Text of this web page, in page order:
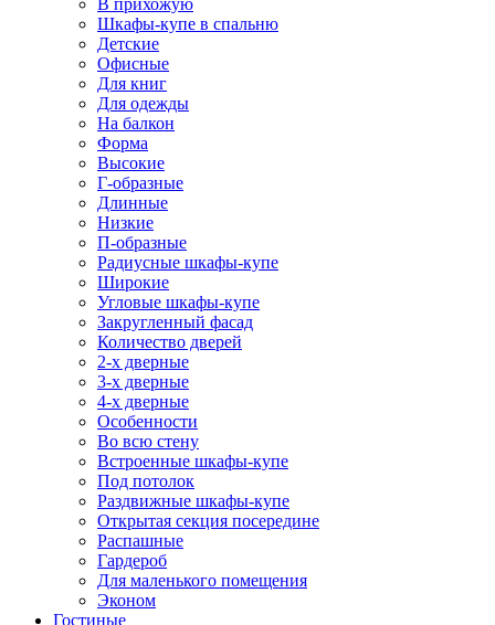
В прихожую
Шкафы-купе в спальню
Детские
Офисные
Для книг
Для одежды
На балкон
Форма
Высокие
Г-образные
Длинные
Низкие
П-образные
Радиусные шкафы-купе
Широкие
Угловые шкафы-купе
Закругленный фасад
Количество дверей
2-х дверные
3-х дверные
4-х дверные
Особенности
Во всю стену
Встроенные шкафы-купе
Под потолок
Раздвижные шкафы-купе
Открытая секция посередине
Распашные
Гардероб
Для маленького помещения
Эконом
Гостиные